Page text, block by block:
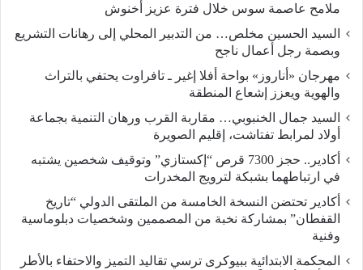
ملامح عاصمة سوس خلال فترة عزيز أخنوش
السيد الحسين مخلص… من التدبير المحلي إلى رهانات التشريع
وبصمة رجل أعمال ناجح
مهرجان «أناروز» بواحة أفلا إغير ـ تافراوت يحتفي بالتراث
والهوية ويعزز إشعاع المنطقة
السيد جمال الخنبوبي… مقاربة القرب ورهان التنمية بجماعة
أولاد لمرابط تفتاشت، إقليم الصويرة
أكادير.. حجز 7300 قرص “إكستازي” وتوقيف شخصين يشتبه
في ارتباطهما بشبكة لترويج المخدرات
أكادير تحتضن النسخة الخامسة من الملتقى الدولي “تاريخ
القفطان” بمشاركة نخبة من المصممين وشخصيات دبلوماسية
وفنية
المحكمة الابتدائية ببيوكرى ترسي تقاليد التميز والاحتفاء بالأطر